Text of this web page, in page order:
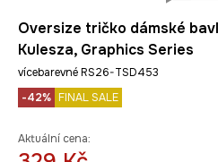
Oversize tričko dámské
Kulesza, Graphics Series
vícebarevné RS26-TSD453
-42% FINAL SALE
Aktuální cena: